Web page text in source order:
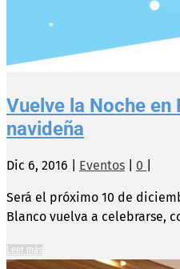
Vuelve la Noche en
navideña
Dic 6, 2016 Eventos 0
Será el próximo 10 de
Blanco vuelva a celebrarse,
Leer más